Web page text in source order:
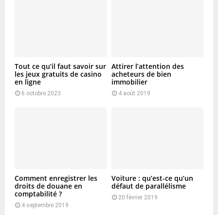
Tout ce qu’il faut savoir sur
les jeux gratuits de casino
en ligne
6 octobre 2023
Attirer l’attention des
acheteurs de bien
immobilier
4 août 2019
Comment enregistrer les
droits de douane en
comptabilité ?
4 septembre 2019
Voiture : qu’est-ce qu’un
défaut de parallélisme
20 février 2019